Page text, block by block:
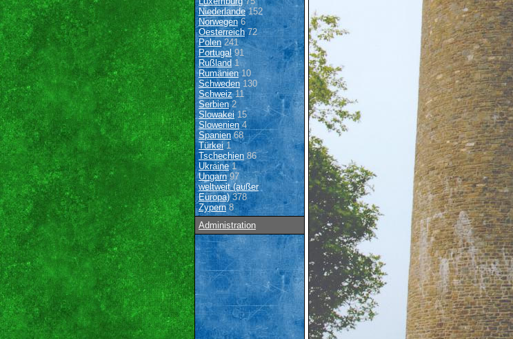
Niederlande152
Norwegen6
Oesterreich72
Polen 241
Portugal91
Rußland 1
Rumänien10
Schweden 130
Schweiz11
Serbien2
Slowakei15
Slowenien4
Spanien68
Türkei1
Tschechien 86
Ukraine1
Ungarn97
weltweit (außer
Europa)378
Zypern8
Administration